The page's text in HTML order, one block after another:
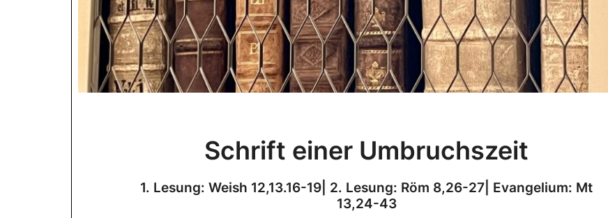
einer
Lesung:
Schrift einer Umbruchszeit
1. Lesung: Weish 12,13.16-19| 2. Lesung: Röm 8,26-27| Evangelium: Mt
13,24-43